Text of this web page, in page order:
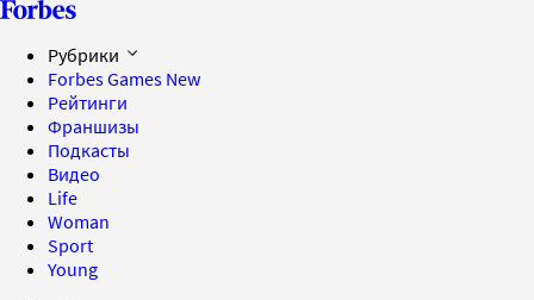
Рубрики
Forbes Games New
Рейтинги
Франшизы
Подкасты
Видео
Life
Woman
Sport
Young